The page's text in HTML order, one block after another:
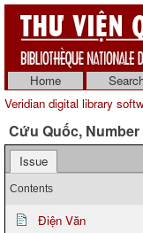
Home
Veridian digital library
Cứu Quốc, Number
Issue
Contents
Điện Văn